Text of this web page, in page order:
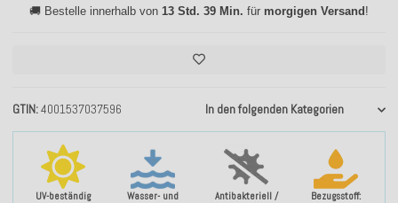
UV-beständig
Wasser- und
Antibakteriell /
Bezugsstoff:
GTIN 4001537037596 In den folgenden Kategorien
🚚 Bestelle innerhalb von 13 Std. 39 Min. für morgigen Versand!